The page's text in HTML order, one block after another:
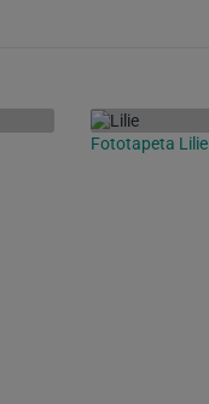
Fototapeta Lilie